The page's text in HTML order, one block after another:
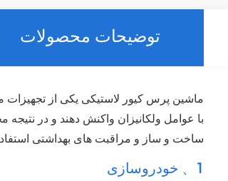
توضیحات محصولات
ماشین پرس کیور لاستیکی یکی از تجهیزات
با عوامل ولکانیزان واکنش دهند و در
ساخت و ساز و مراقبت های بهداشتی
1、 خودروسازی